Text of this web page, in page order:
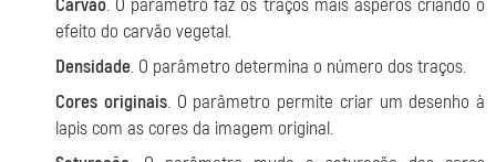
Carvão. O parâmetro faz os traços mais ásperos criando o
efeito do carvão vegetal.
Densidade. O parâmetro determina o número dos traços.
Cores originais. O parâmetro permite criar um desenho à
lapis com as cores da imagem original.